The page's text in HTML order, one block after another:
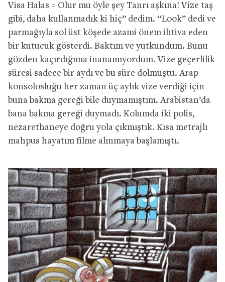
Visa Halas = Olur mu öyle şey Tanrı aşkına! Vize taş
gibi, daha kullanmadık ki hiç” dedim. “Look” dedi ve
parmağıyla sol üst köşede azami önem ihtiva eden
bir kutucuk gösterdi. Baktım ve yutkundum. Bunu
gözden kaçırdığıma inanamıyordum. Vize geçerlilik
süresi sadece bir aydı ve bu süre dolmuştu. Arap
konsolosluğu her zaman üç aylık vize verdiği için
buna bakma gereği bile duymamıştım. Arabistan’da
bana bakma gereği duymadı. Kolumda iki polis,
nezarethaneye doğru yola çıkmıştık. Kısa metrajlı
mahpus hayatım filme alınmaya başlamıştı.